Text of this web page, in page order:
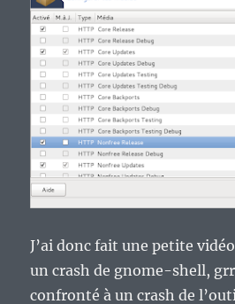
J’ai donc fait une petite
un crash de gnome-shell,
confronté à un crash de